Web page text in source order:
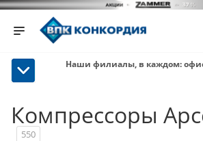
Наши филиалы, в каждом:
Компрессоры
550